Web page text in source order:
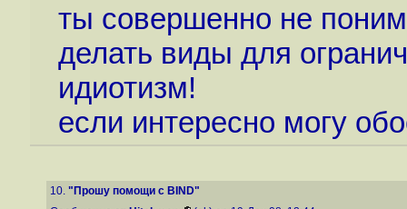
ты совершенно не
делать виды для
идиотизм!
если интересно могу
10. "Прошу помощи с BIND"